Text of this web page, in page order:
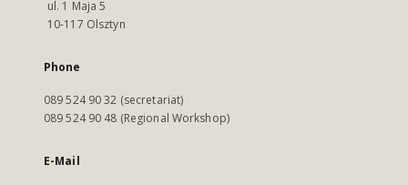
ul. 1 Maja 5
10-117 Olsztyn
Phone
089 524 90 32 (secretariat)
089 524 90 48 (Regional Workshop)
E-Mail